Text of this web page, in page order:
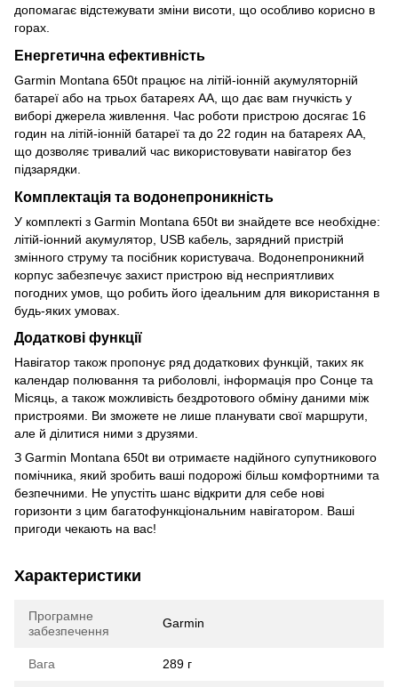
допомагає відстежувати зміни висоти, що особливо корисно в
горах.
Енергетична ефективність
Garmin Montana 650t працює на літій-іонній акумуляторній
батареї або на трьох батареях AA, що дає вам гнучкість у
виборі джерела живлення. Час роботи пристрою досягає 16
годин на літій-іонній батареї та до 22 годин на батареях AA,
що дозволяє тривалий час використовувати навігатор без
підзарядки.
Комплектація та водонепроникність
У комплекті з Garmin Montana 650t ви знайдете все необхідне:
літій-іонний акумулятор, USB кабель, зарядний пристрій
змінного струму та посібник користувача. Водонепроникний
корпус забезпечує захист пристрою від несприятливих
погодних умов, що робить його ідеальним для використання в
будь-яких умовах.
Додаткові функції
Навігатор також пропонує ряд додаткових функцій, таких як
календар полювання та риболовлі, інформація про Сонце та
Місяць, а також можливість бездротового обміну даними між
пристроями. Ви зможете не лише планувати свої маршрути,
але й ділитися ними з друзями.
З Garmin Montana 650t ви отримаєте надійного супутникового
помічника, який зробить ваші подорожі більш комфортними та
безпечними. Не упустіть шанс відкрити для себе нові
горизонти з цим багатофункціональним навігатором. Ваші
пригоди чекають на вас!
Характеристики
Програмне
забезпечення
Garmin
Вага 289 г